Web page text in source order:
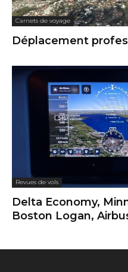
Carnets de voyage
Déplacement
Revues de vols
Delta Economy,
Boston Logan,